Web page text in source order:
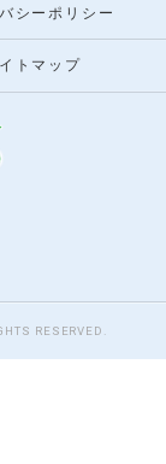
シーポリシー
トマップ
RESERVED.